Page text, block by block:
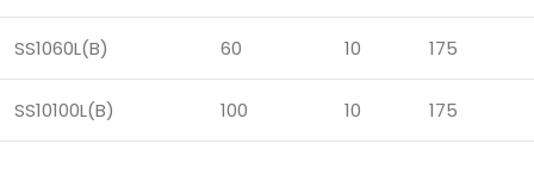
SS1060L(B) 60 10 175
SS10100L(B) 100 10 175